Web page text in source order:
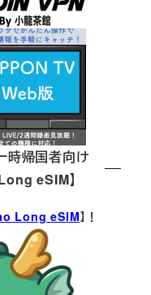
時帰国者向け
eSIM】
Long eSIM】！